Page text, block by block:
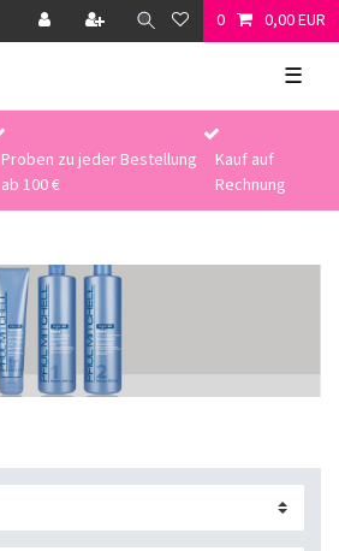
0 0,00 EUR
☰
Proben zu jeder Bestellung
ab 100 €
Kauf auf
Rechnung